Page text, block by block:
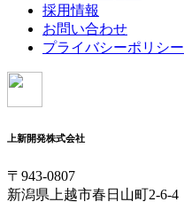
採用情報
お問い合わせ
プライバシーポリシー
上新開発株式会社
〒943-0807
新潟県上越市春日山町2-6-4